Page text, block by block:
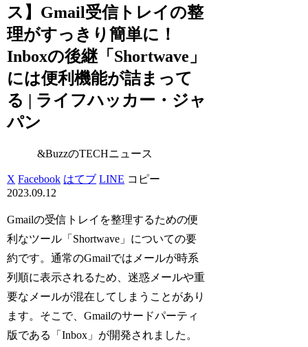
ス】Gmail受信トレイの整
理がすっきり簡単に！
Inboxの後継「Shortwave」
には便利機能が詰まって
る | ライフハッカー・ジャ
パン
&BuzzのTECHニュース
X Facebook はてブ LINE コピー
2023.09.12
Gmailの受信トレイを整理するための便
利なツール「Shortwave」についての要
約です。通常のGmailではメールが時系
列順に表示されるため、迷惑メールや重
要なメールが混在してしまうことがあり
ます。そこで、Gmailのサードパーティ
版である「Inbox」が開発されました。